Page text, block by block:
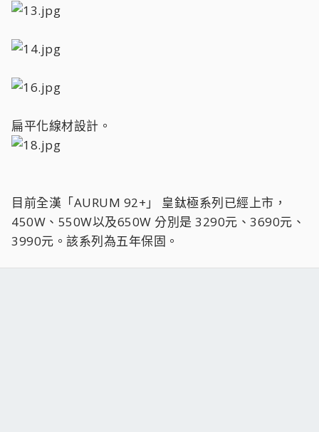
扁平化線材設計。
目前全漢「AURUM 92+」 皇鈦極系列已經上市，
450W、550W以及650W 分別是 3290元、3690元、
3990元。該系列為五年保固。